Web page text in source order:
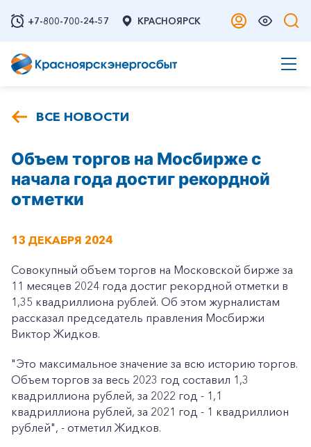
+7-800-700-24-57 КРАСНОЯРСК
ВСЕ НОВОСТИ
Объем торгов на Мосбирже с
начала года достиг рекордной
отметки
13 ДЕКАБРЯ 2024
Совокупный объем торгов на Московской бирже за
11 месяцев 2024 года достиг рекордной отметки в
1,35 квадриллиона рублей. Об этом журналистам
рассказал председатель правления Мосбиржи
Виктор Жидков.
"Это максимальное значение за всю историю торгов.
Объем торгов за весь 2023 год составил 1,3
квадриллиона рублей, за 2022 год - 1,1
квадриллиона рублей, за 2021 год - 1 квадриллион
рублей", - отметил Жидков.